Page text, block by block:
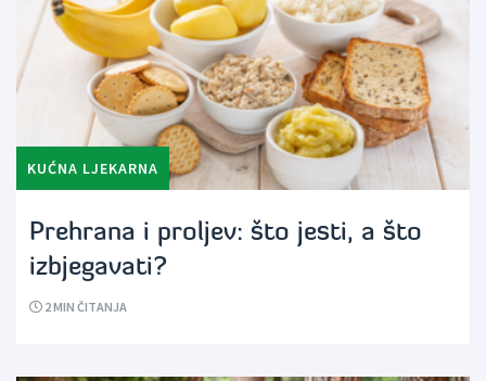
KUĆNA LJEKARNA
Prehrana i proljev: što jesti, a što
izbjegavati?
2MIN ČITANJA